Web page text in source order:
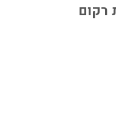
רקום